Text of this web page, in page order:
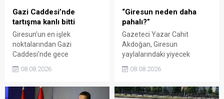
Gazi Caddesi’nde
tartışma kanlı bitti
Giresun’un en işlek
noktalarından Gazi
Caddesi’nde gece
kavgada A.E. ayağından
bölgede kısa süreli panik
08.08.2026
“Giresun neden daha
pahalı?”
Gazeteci Yazar Cahit
Akdoğan, Giresun
yaylalarındaki yiyecek
belirgin biçimde yüksek
Valiliği, Tarım ve Orman İl
08.08.2026